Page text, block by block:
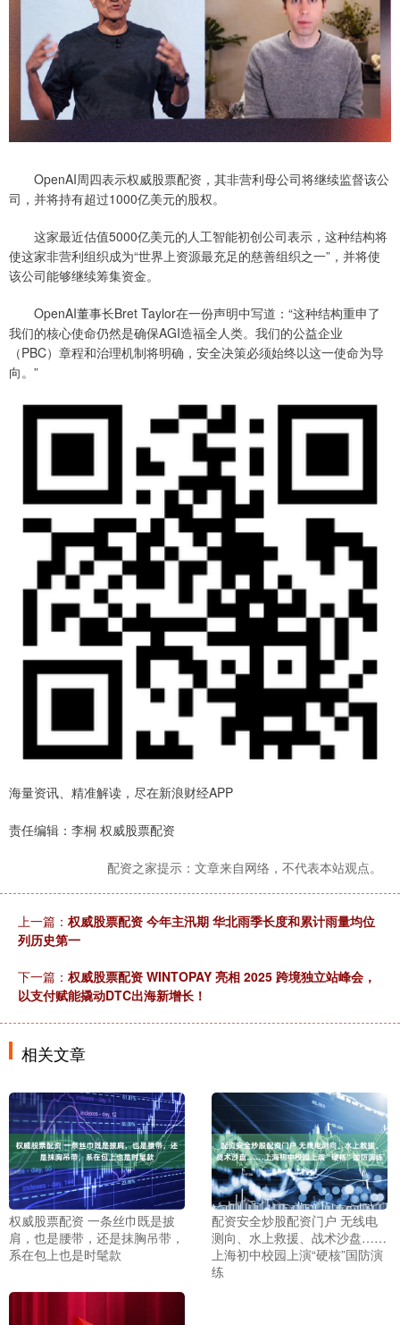
OpenAI周四表示权威股票配资，其非营利母公司将继续监督该公
司，并将持有超过1000亿美元的股权。
这家最近估值5000亿美元的人工智能初创公司表示，这种结构将
使这家非营利组织成为“世界上资源最充足的慈善组织之一”，并将使
该公司能够继续筹集资金。
OpenAI董事长Bret Taylor在一份声明中写道：“这种结构重申了
我们的核心使命仍然是确保AGI造福全人类。我们的公益企业
（PBC）章程和治理机制将明确，安全决策必须始终以这一使命为导
向。”
海量资讯、精准解读，尽在新浪财经APP
责任编辑：李桐 权威股票配资
配资之家提示：文章来自网络，不代表本站观点。
上一篇： 权威股票配资 今年主汛期 华北雨季长度和累计雨量均位
列历史第一
下一篇： 权威股票配资 WINTOPAY 亮相 2025 跨境独立站峰会，
以支付赋能撬动DTC出海新增长！
相关文章
权威股票配资 一条丝巾既是披
肩，也是腰带，还是抹胸吊带，
系在包上也是时髦款
配资安全炒股配资门户 无线电
测向、水上救援、战术沙盘……
上海初中校园上演“硬核”国防演
练